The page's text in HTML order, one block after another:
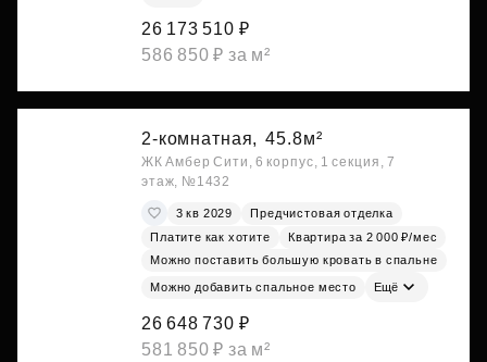
26 173 510 ₽
586 850 ₽ за м²
2-комнатная, 45.8м²
ЖК Амбер Сити, 6 корпус, 1 секция, 7
этаж, №1432
3 кв 2029
Предчистовая отделка
Платите как хотите
Квартира за 2 000 ₽/мес
Можно поставить большую кровать в спальне
Можно добавить спальное место Ещё
26 648 730 ₽
581 850 ₽ за м²